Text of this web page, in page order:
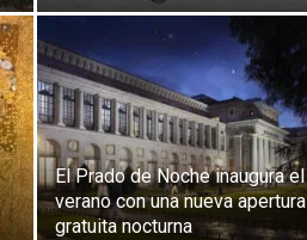
El Prado de Noche inaugura el
verano con una nueva apertura
gratuita nocturna